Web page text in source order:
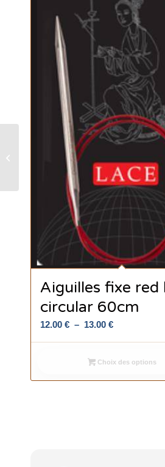
Aiguilles fixe red
circular 60cm
12.00 € – 13.00 €Plage
12.00 €
à
Choix des options
AddiCraSy Trio Courte
21 – 3.25mm